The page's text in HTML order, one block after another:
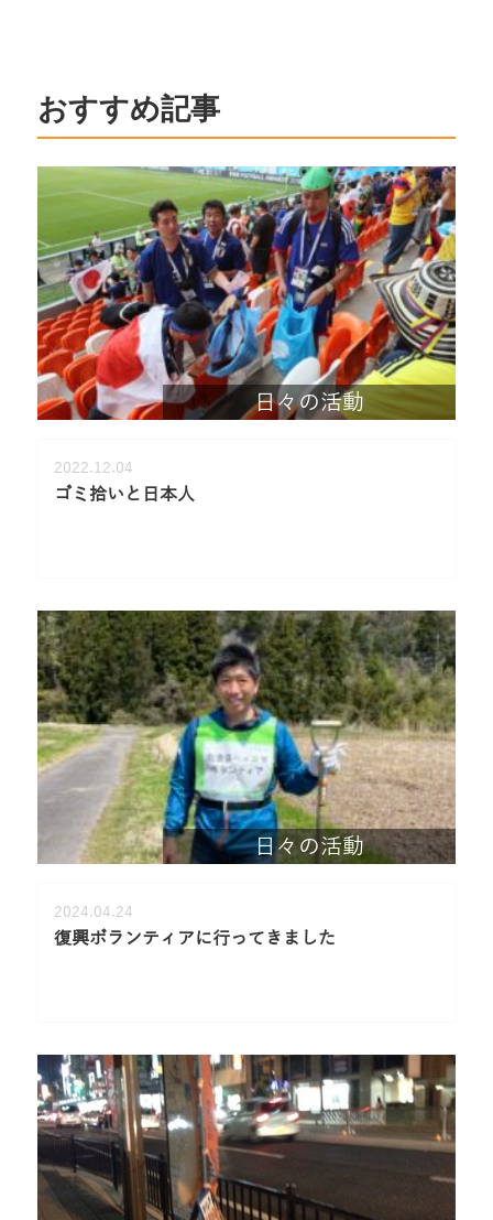
おすすめ記事
日々の活動
2022.12.04
ゴミ拾いと日本人
日々の活動
2024.04.24
復興ボランティアに行ってきました